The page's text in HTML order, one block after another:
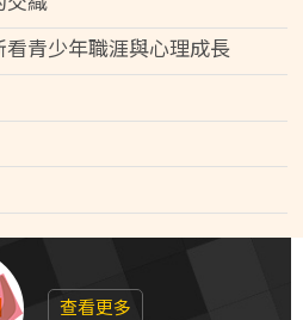
看青少年職涯與心理成長
查看更多